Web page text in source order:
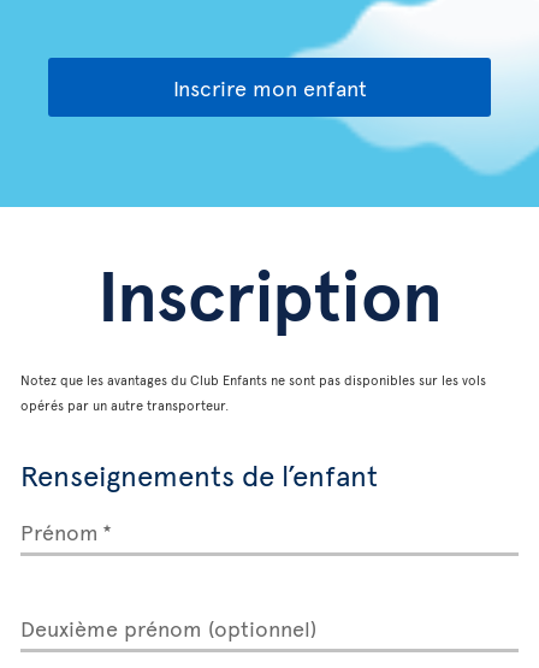
Inscrire mon enfant
Inscription
Notez que les avantages du Club Enfants ne sont pas disponibles sur les vols
opérés par un autre transporteur.
Renseignements de l’enfant
Prénom
Deuxième prénom (optionnel)